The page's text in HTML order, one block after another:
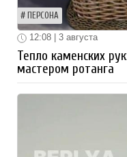
ПЕРСОНА
12:08 | 3 августа
Тепло каменских
мастером ротанга